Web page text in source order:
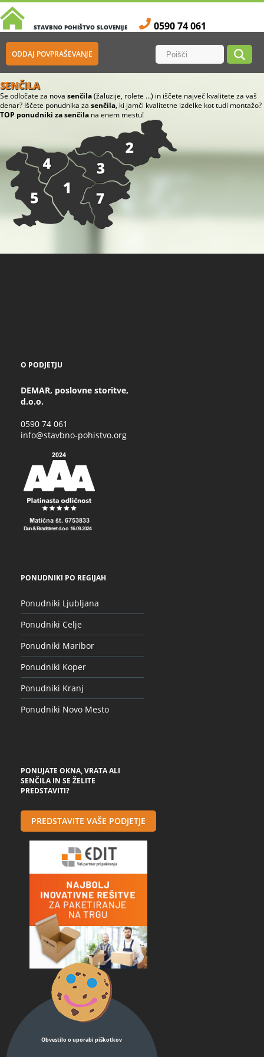
STAVBNO POHIŠTVO SLOVENIJE 0590 74 061
ODDAJ POVPRAŠEVANJE
SENČILA
Se odločate za nova senčila(žaluzije, rolete ...) in iščete največ kvalitete za vaš
denar? Iščete ponudnika za senčila, ki jamči kvalitetne izdelke kot tudi montažo?
TOP ponudniki za senčila na enem mestu!
O PODJETJU
DEMAR, poslovne storitve,
d.o.o.
0590 74 061
info@stavbno-pohistvo.org
PONUDNIKI PO REGIJAH
Ponudniki Ljubljana
Ponudniki Celje
Ponudniki Maribor
Ponudniki Koper
Ponudniki Kranj
Ponudniki Novo Mesto
PONUJATE OKNA, VRATA ALI
SENČILA IN SE ŽELITE
PREDSTAVITI?
PREDSTAVITE VAŠE PODJETJE
Obvestilo o uporabi piškotkov